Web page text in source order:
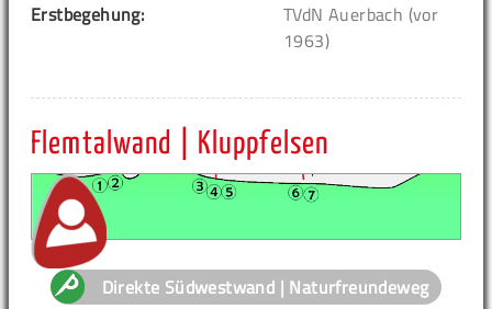
Erstbegehung:
TVdN Auerbach (vor
1963)
Flemtalwand | Kluppfelsen
Direkte Südwestwand | Naturfreundeweg